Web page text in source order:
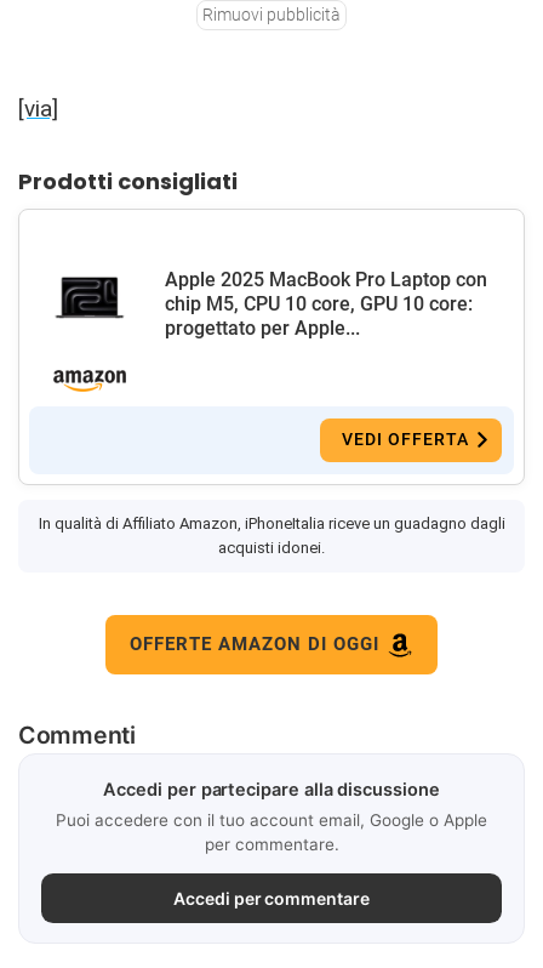
Rimuovi pubblicità
[via]
Prodotti consigliati
Apple 2025 MacBook Pro Laptop con
chip M5, CPU 10 core, GPU 10 core:
progettato per Apple...
VEDI OFFERTA
In qualità di Affiliato Amazon, iPhoneItalia riceve un guadagno dagli
acquisti idonei.
OFFERTE AMAZON DI OGGI
Commenti
Accedi per partecipare alla discussione
Puoi accedere con il tuo account email, Google o Apple
per commentare.
Accedi per commentare